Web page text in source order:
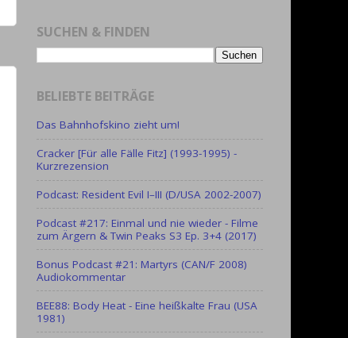
SUCHEN & FINDEN
BELIEBTE BEITRÄGE
Das Bahnhofskino zieht um!
Cracker [Für alle Fälle Fitz] (1993-1995) -
Kurzrezension
Podcast: Resident Evil I–III (D/USA 2002-2007)
Podcast #217: Einmal und nie wieder - Filme
zum Ärgern & Twin Peaks S3 Ep. 3+4 (2017)
Bonus Podcast #21: Martyrs (CAN/F 2008)
Audiokommentar
BEE88: Body Heat - Eine heißkalte Frau (USA
1981)